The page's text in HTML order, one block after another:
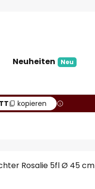
Neuheiten Neu
kopieren
Rosalie 5fl Ø 45 cm